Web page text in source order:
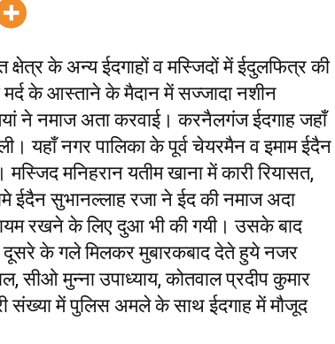
के अन्य ईदगाहों व मस्जिदों में ईदुलफित्र की
के आस्ताने के मैदान में सज्जादा नशीन
ने नमाज अता करवाई। करनैलगंज ईदगाह जहाँ
यहाँ नगर पालिका के पूर्व चेयरमैन व इमाम ईदैन
मनिहरान यतीम खाना में कारी रियासत,
ईदैन सुभानल्लाह रजा ने ईद की नमाज अदा
रखने के लिए दुआ भी की गयी। उसके बाद
के गले मिलकर मुबारकबाद देते हुये नजर
सीओ मुन्ना उपाध्याय, कोतवाल प्रदीप कुमार
संख्या में पुलिस अमले के साथ ईदगाह में माैजूद